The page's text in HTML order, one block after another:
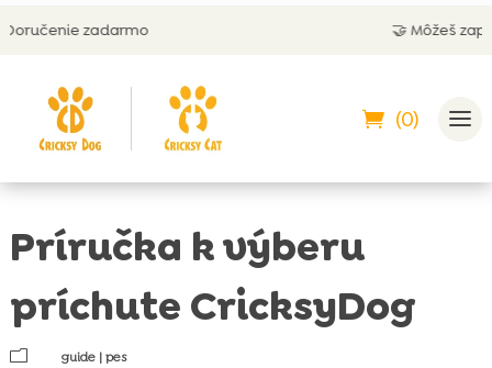
🤝 Môžeš zaplatiť aj na
(0)
Príručka k výberu
príchute CricksyDog
m guide |pes